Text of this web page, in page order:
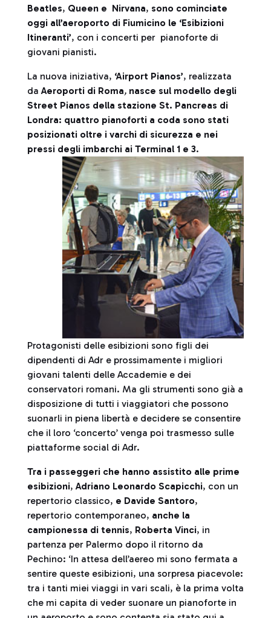
Beatles, Queen e Nirvana, sono cominciate
oggi all’aeroporto di Fiumicino le ‘Esibizioni
Itineranti’, con i concerti per pianoforte di
giovani pianisti.
La nuova iniziativa, ‘Airport Pianos’, realizzata
daAeroporti di Roma, nasce sul modello degli
Street Pianos della stazione St. Pancreas di
Londra: quattro pianoforti a coda sono stati
posizionati oltre i varchi di sicurezza e nei
pressi degli imbarchi ai Terminal 1 e 3.
Protagonisti delle esibizioni sono figli dei
dipendenti di Adr e prossimamente i migliori
giovani talenti delle Accademie e dei
conservatori romani. Ma gli strumenti sono già a
disposizione di tutti i viaggiatori che possono
suonarli in piena libertà e decidere se consentire
che il loro ‘concerto’ venga poi trasmesso sulle
piattaforme social di Adr.
Tra i passeggeri che hanno assistito alle prime
esibizioni,Adriano Leonardo Scapicchi, con un
repertorio classico, e Davide Santoro,
repertorio contemporaneo, anche la
campionessa di tennis, Roberta Vinci, in
partenza per Palermo dopo il ritorno da
Pechino: ‘In attesa dell’aereo mi sono fermata a
sentire queste esibizioni, una sorpresa piacevole:
tra i tanti miei viaggi in vari scali, è la prima volta
che mi capita di veder suonare un pianoforte in